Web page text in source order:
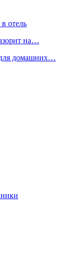
отель
на…
для домашних…